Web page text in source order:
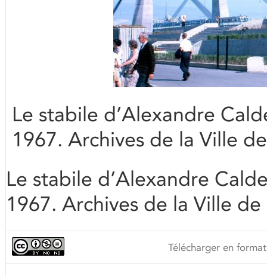
Le stabile d’Alexandre
1967. Archives de la Ville
Le stabile d’Alexandre
1967. Archives de la Ville
Télécharger en